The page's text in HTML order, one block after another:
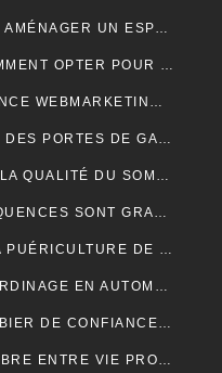
CUISINE OUVERTE : COMMENT AMÉNAGER UN ESPACE CONVIVIAL ET FONCTIONNEL ?
LIVRAISON ÉCOLOGIQUE : COMMENT OPTER POUR DES SOLUTIONS DE LIVRAISON DURABLES POUR VOS ACHATS EN LIGNE
CHOISIR UNE MEILLEURE AGENCE WEBMARKETING À TOULOUSE : 4 CRITÈRES À CONSIDÉRER
PERFORMANCE ÉNERGÉTIQUE DES PORTES DE GARAGE ENROULABLES : ALUMINIUM, PVC OU ACIER ?
L’IMPACT DE L’OREILLER SUR LA QUALITÉ DU SOMMEIL : CE QUE VOUS DEVEZ SAVOIR POUR OPTIMISER VOTRE REPOS
TEMPÊTE BORIS : LES CONSÉQUENCES SONT GRAVES DANS CERTAINS PAYS EUROPÉENS
L’ESSENTIEL À SAVOIR SUR LA PUÉRICULTURE DE L’ENFANT
GUIDE POUR RÉUSSIR SON JARDINAGE EN AUTOMNE
COMMENT TROUVER UN PLOMBIER DE CONFIANCE À BORDEAUX ?
FEMME ET QUOTIDIEN : ÉQUILIBRE ENTRE VIE PROFESSIONNELLE ET PERSONNELLE